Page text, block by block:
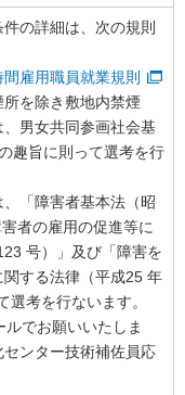
の詳細は、次の規則
雇用職員就業規則
を除き敷地内禁煙
男女共同参画社会基
趣旨に則って選考を行
「障害者基本法（昭
者の雇用の促進等に
号）」及び「障害を
する法律（平成25 年
考を行ないます。
でお願いいたしま
ンター技術補佐員応